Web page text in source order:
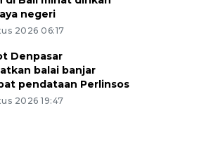
negeri
2026 06:17
Denpasar
balai banjar
pendataan Perlinsos
2026 19:47